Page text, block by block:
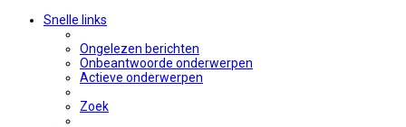
Snelle links
Ongelezen berichten
Onbeantwoorde onderwerpen
Actieve onderwerpen
Zoek